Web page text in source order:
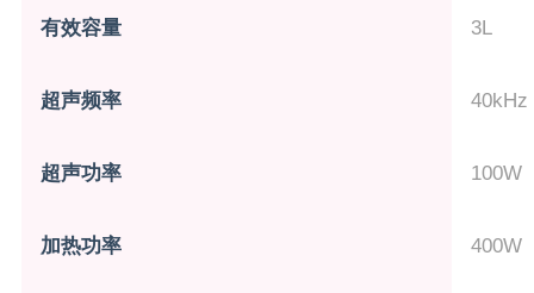
有效容量 3L
超声频率 40kHz
超声功率 100W
加热功率 400W